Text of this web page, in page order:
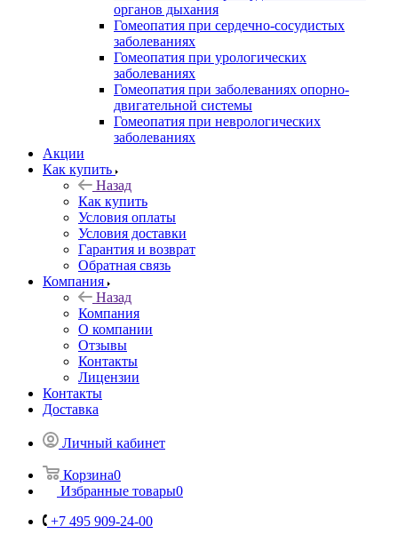
органов дыхания
Гомеопатия при сердечно-сосудистых
заболеваниях
Гомеопатия при урологических
заболеваниях
Гомеопатия при заболеваниях опорно-
двигательной системы
Гомеопатия при неврологических
заболеваниях
Акции
Как купить
Назад
Как купить
Условия оплаты
Условия доставки
Гарантия и возврат
Обратная связь
Компания
Назад
Компания
О компании
Отзывы
Контакты
Лицензии
Контакты
Доставка
Личный кабинет
Корзина0
Избранные товары0
+7 495 909-24-00